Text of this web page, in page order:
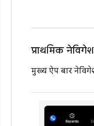
प्राथमिक
मुख्य ऐप बार